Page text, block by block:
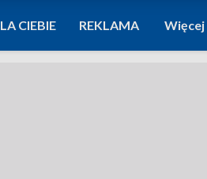
CIEBIE REKLAMA Więcej